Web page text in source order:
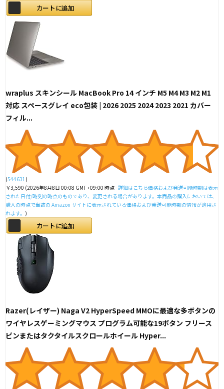
カートに追加
wraplus スキンシール MacBook Pro 14 インチ M5 M4 M3 M2 M1
対応 スペースグレイ eco包装 | 2026 2025 2024 2023 2021 カバー
フィル...
(544631 )
￥3,590 (2026年8月8日 00:08 GMT +09:00 時点 -詳細はこちら価格および発送可能時期は表示
された日付/時刻の時点のものであり、変更される場合があります。本商品の購入においては、
購入の時点で当該の Amazon サイトに表示されている価格および発送可能時期の情報が適用さ
れます。 )
カートに追加
Razer(レイザー) Naga V2 HyperSpeed MMOに最適な多ボタンの
ワイヤレスゲーミングマウス プログラム可能な19ボタン フリース
ピンまたはタクタイルスクロールホイール Hyper...